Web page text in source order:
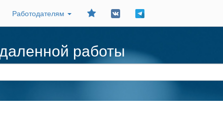
Работодателям
Добавить
работы